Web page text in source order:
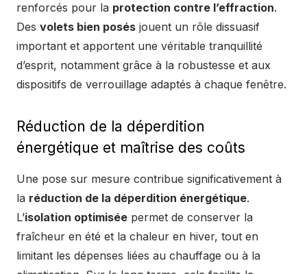
renforcés pour la protection contre l’effraction.
Des volets bien posés jouent un rôle dissuasif
important et apportent une véritable tranquillité
d’esprit, notamment grâce à la robustesse et aux
dispositifs de verrouillage adaptés à chaque fenêtre.
Réduction de la déperdition
énergétique et maîtrise des coûts
Une pose sur mesure contribue significativement à
la réduction de la déperdition énergétique.
L’isolation optimisée permet de conserver la
fraîcheur en été et la chaleur en hiver, tout en
limitant les dépenses liées au chauffage ou à la